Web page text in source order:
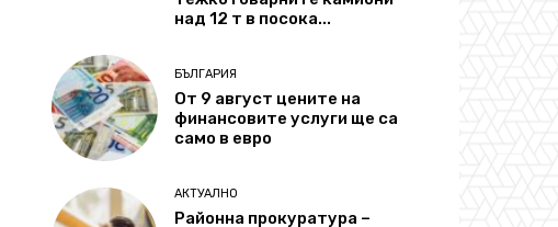
над 12 т в посока...
БЪЛГАРИЯ
От 9 август цените на
финансовите услуги ще са
само в евро
АКТУАЛНО
Районна прокуратура –